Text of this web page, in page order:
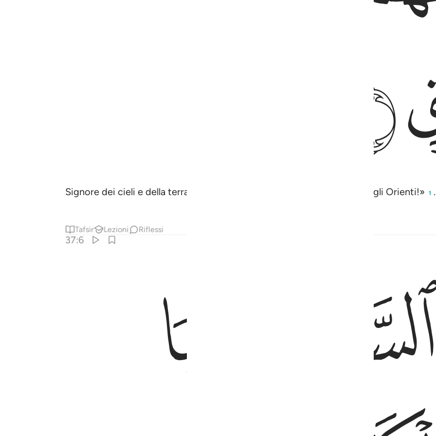
ﱕ
Signore dei cieli e della terra e di quello che vi è in mezzo, il Signore degli Orienti!» 1 .
Tafsir Lezioni Riflessi
37:6
٦
ﱙ